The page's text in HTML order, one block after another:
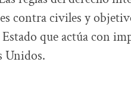
contra civiles y
que actúa con
Unidos.